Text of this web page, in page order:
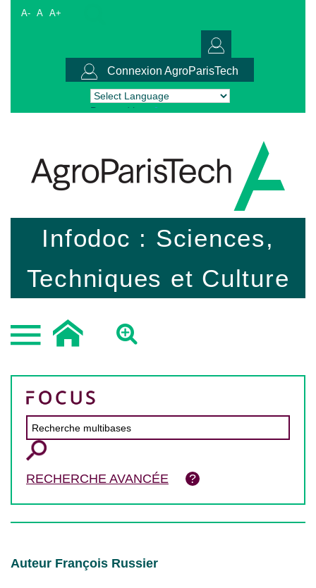
A- A A+
Connexion AgroParisTech
Powered by Translate
Infodoc : Sciences,
Techniques et Culture
RECHERCHE AVANCÉE
Auteur François Russier